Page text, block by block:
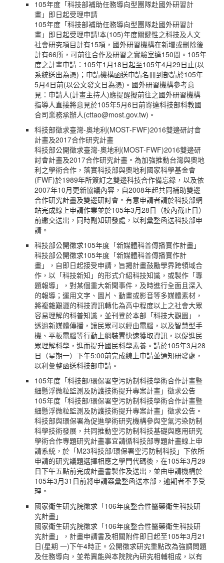
105年度「科技部補助任務導向型團隊赴國外研習計
畫」即日起受理申請
105年度「科技部補助任務導向型團隊赴國外研習計
畫」即日起受理申請!本(105)年度關鍵性之科技及人文
社會研究項目計有15項，國外研習機構在新增或刪除後
計有66所，可前往合作及研習之實驗室達150間。105年
度之計畫申請：105年1月18日起至105年4月29日止(以
系統送出為憑)；申請機構函送申請名冊到部請於105年
5月4日前(以公文發文日為憑)。國外研習機構參考意
見：申請人(計畫主持人)應提醒擬前往之國外研習機構
指導人直接將意見於105年5月6日前寄達科技部科教國
合司業務承辦人(cttao@most.gov.tw)。
科技部徵求臺灣-奧地利(MOST-FWF)2016雙邊研討會
計畫及2017合作研究計畫
科技部公開徵求臺灣-奧地利(MOST-FWF)2016雙邊研
討會計畫及2017合作研究計畫。為加強推動台灣與奧地
利之學術合作，落實科技部與奧地利國家科學基金會
(FWF)於1989年所簽訂之雙邊科技合作備忘錄，以及依
2007年10月更新協議內容，自2008年起共同補助雙邊
合作研究計畫及雙邊研討會。有意申請者請於科技部網
站完成線上申請作業並於105年3月28日（校內截止日）
前繳交送出，同時副知研發處，以利彙整函送科技部申
請。
科技部公開徵求105年度「新媒體科普傳播實作計畫」
科技部公開徵求105年度「新媒體科普傳播實作計
畫」，自即日起接受申請，旨揭計畫鼓勵學界跨領域合
作，以「科技新知」的形式介紹科技知識，或製作「專
題報導」，對某個重大新聞事件，及時進行全面且深入
的報導；運用文字、圖片、動畫或影音等多媒體素材，
將複雜艱澀的科技資訊轉化為高中程度以上之社會大眾
容易理解的科普知識，並刊登於本部「科技大觀園」，
透過新媒體傳播，讓民眾可以經由電腦，以及智慧型手
機、平板電腦等行動上網裝置快速獲取資訊，以促進民
眾理解科學，進而提升國民科學素養。請於105年3月28
日（星期一）下午5:00前完成線上申請並通知研發處，
以利彙整函送科技部申請。
105年度「科技部/環保署空污防制科技學術合作計畫暨
細懸浮微粒監測及防護技術提升專案計畫」徵求公告
105年度「科技部/環保署空污防制科技學術合作計畫暨
細懸浮微粒監測及防護技術提升專案計畫」徵求公告。
科技部與環保署為促進學術研究機構參與空氣污染防制
科學技術發展，共同推動空污防制科技基礎與應用研究
學術合作專題研究計畫事宜請循科技部專題計畫線上申
請系統，於「M23科技部/環保署空污防制科技」下依所
申請的研究議題選擇相應之學門代碼後，在105年3月29
日下午五點前完成計畫書製作及送出，並由申請機構於
105年3月31日前將申請案彙整函送本部，逾期者不予受
理。
國家衛生研究院徵求「106年度整合性醫藥衛生科技研
究計畫」
國家衛生研究院徵求「106年度整合性醫藥衛生科技研
究計畫」，計畫申請書及相關附件即日起至105年3月21
日(星期 一)下午4時正。公開徵求研究重點改為強調問題
及任務導向，並希冀能與本院院內研究相輔相成，以有